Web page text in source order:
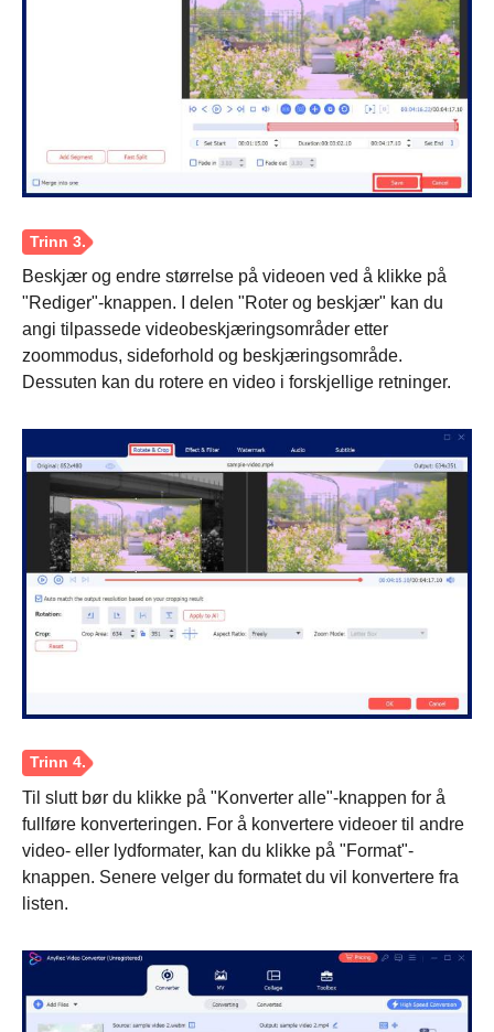
Trinn 1.
Beskjær og endre størrelse på videoen ved å klikke på
"Rediger"-knappen. I delen "Roter og beskjær" kan du
angi tilpassede videobeskjæringsområder etter
zoommodus, sideforhold og beskjæringsområde.
Dessuten kan du rotere en video i forskjellige retninger.
Til slutt bør du klikke på "Konverter alle"-knappen for å
fullføre konverteringen. For å konvertere videoer til andre
video- eller lydformater, kan du klikke på "Format"-
knappen. Senere velger du formatet du vil konvertere fra
listen.